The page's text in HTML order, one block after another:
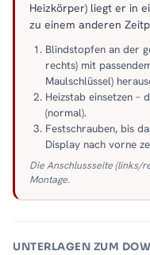
Heizkörper) liegt er in
zu einem anderen
Blindstopfen an der
rechts) mit
Maulschlüssel)
Heizstab einsetzen –
(normal).
Festschrauben, bis
Display nach vorne
Die Anschlussseite (links/
Montage.
UNTERLAGEN ZUM